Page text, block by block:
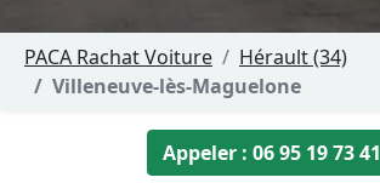
PACA Rachat Voiture
Hérault (34)
Villeneuve-lès-Maguelone
Appeler : 06 95 19 73 41